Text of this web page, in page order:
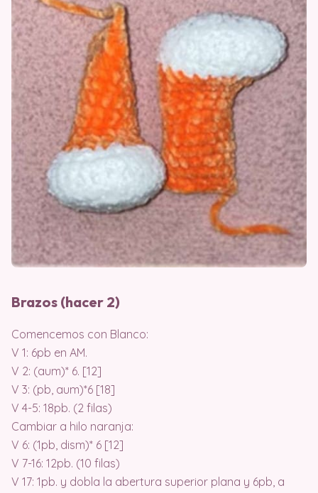
Brazos (hacer 2)
Comencemos con Blanco:
V 1: 6pb en AM.
V 2: (aum)* 6. [12]
V 3: (pb, aum)*6 [18]
V 4-5: 18pb. (2 filas)
Cambiar a hilo naranja:
V 6: (1pb, dism)* 6 [12]
V 7-16: 12pb. (10 filas)
V 17: 1pb. y dobla la abertura superior plana y 6pb, a